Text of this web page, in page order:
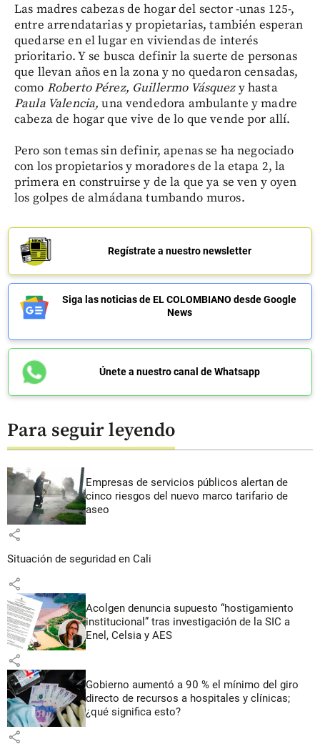
Las madres cabezas de hogar del sector -unas 125-,
entre arrendatarias y propietarias, también esperan
quedarse en el lugar en viviendas de interés
prioritario. Y se busca definir la suerte de personas
que llevan años en la zona y no quedaron censadas,
como Roberto Pérez, Guillermo Vásquezy hasta
Paula Valencia,una vendedora ambulante y madre
cabeza de hogar que vive de lo que vende por allí.
Pero son temas sin definir, apenas se ha negociado
con los propietarios y moradores de la etapa 2, la
primera en construirse y de la que ya se ven y oyen
los golpes de almádana tumbando muros.
Regístrate a nuestro newsletter
Siga las noticias de EL COLOMBIANO desde Google
News
Únete a nuestro canal de Whatsapp
Para seguir leyendo
Empresas de servicios públicos alertan de
cinco riesgos del nuevo marco tarifario de
aseo
share
Situación de seguridad en Cali
share
Acolgen denuncia supuesto “hostigamiento
institucional” tras investigación de la SIC a
Enel, Celsia y AES
share
Gobierno aumentó a 90 % el mínimo del giro
directo de recursos a hospitales y clínicas;
¿qué significa esto?
share